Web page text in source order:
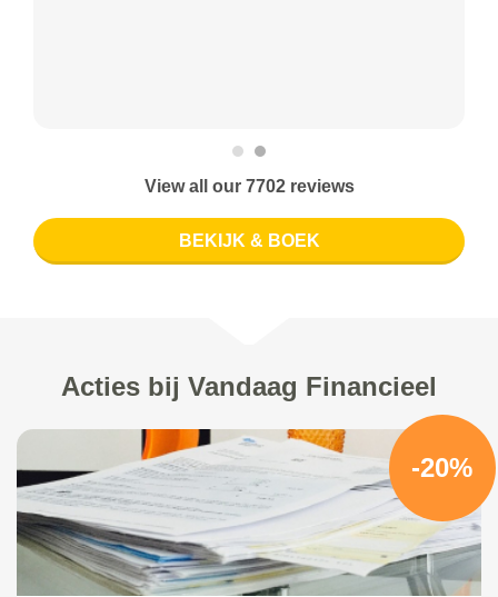
View all our 7702 reviews
BEKIJK & BOEK
Acties bij Vandaag Financieel
-20%